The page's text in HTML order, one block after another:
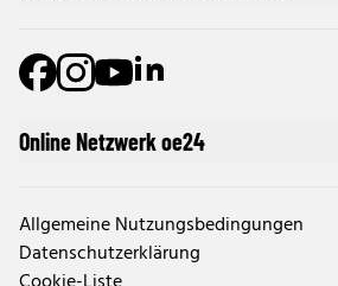
Online Netzwerk oe24
Allgemeine Nutzungsbedingungen
Datenschutzerklärung